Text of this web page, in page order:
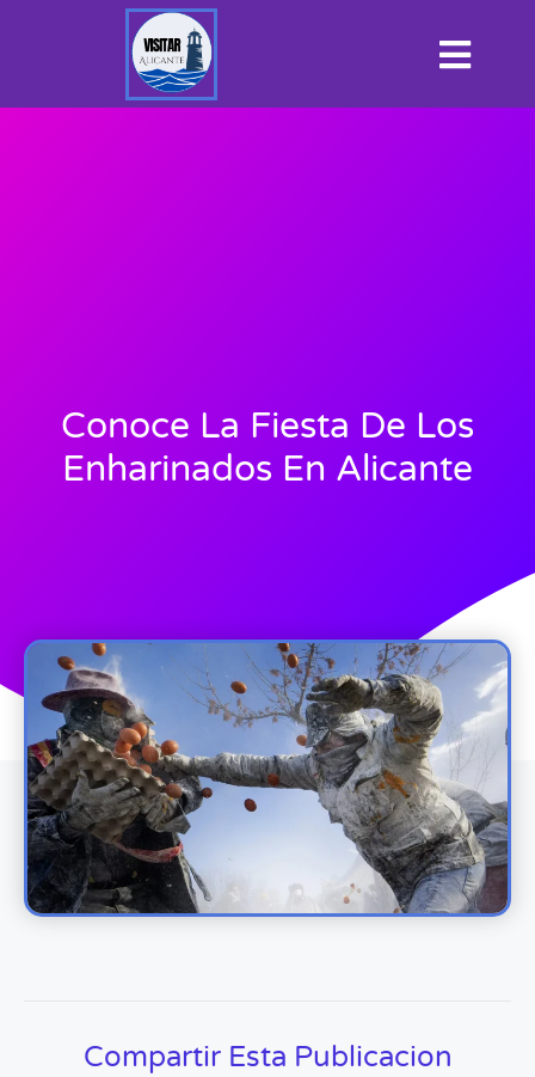
Conoce La Fiesta De Los
Enharinados En Alicante
Compartir Esta Publicacion